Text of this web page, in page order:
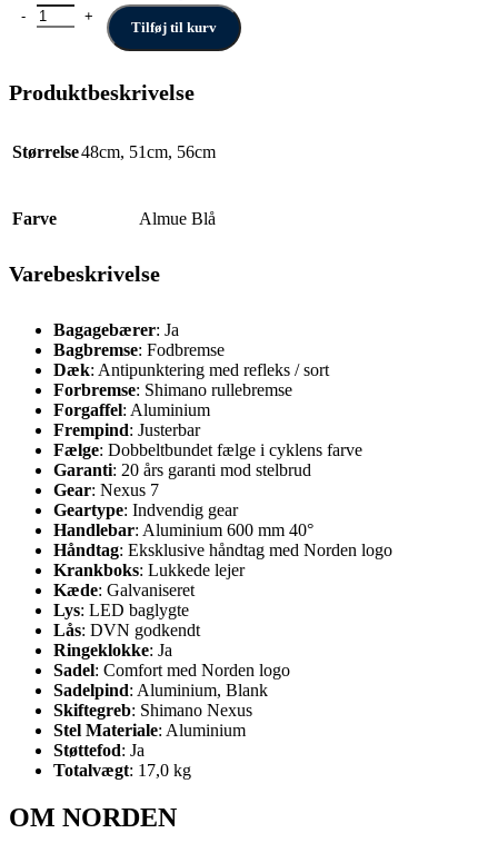
Norden Ellen antal
Tilføj til kurv
Produktbeskrivelse
Størrelse48cm, 51cm, 56cm
Farve Almue Blå
Varebeskrivelse
Bagagebærer: Ja
Bagbremse: Fodbremse
Dæk: Antipunktering med refleks / sort
Forbremse: Shimano rullebremse
Forgaffel: Aluminium
Frempind: Justerbar
Fælge: Dobbeltbundet fælge i cyklens farve
Garanti: 20 års garanti mod stelbrud
Gear: Nexus 7
Geartype: Indvendig gear
Handlebar: Aluminium 600 mm 40°
Håndtag: Eksklusive håndtag med Norden logo
Krankboks: Lukkede lejer
Kæde: Galvaniseret
Lys: LED baglygte
Lås: DVN godkendt
Ringeklokke: Ja
Sadel: Comfort med Norden logo
Sadelpind: Aluminium, Blank
Skiftegreb: Shimano Nexus
Stel Materiale: Aluminium
Støttefod: Ja
Totalvægt: 17,0 kg
OM NORDEN